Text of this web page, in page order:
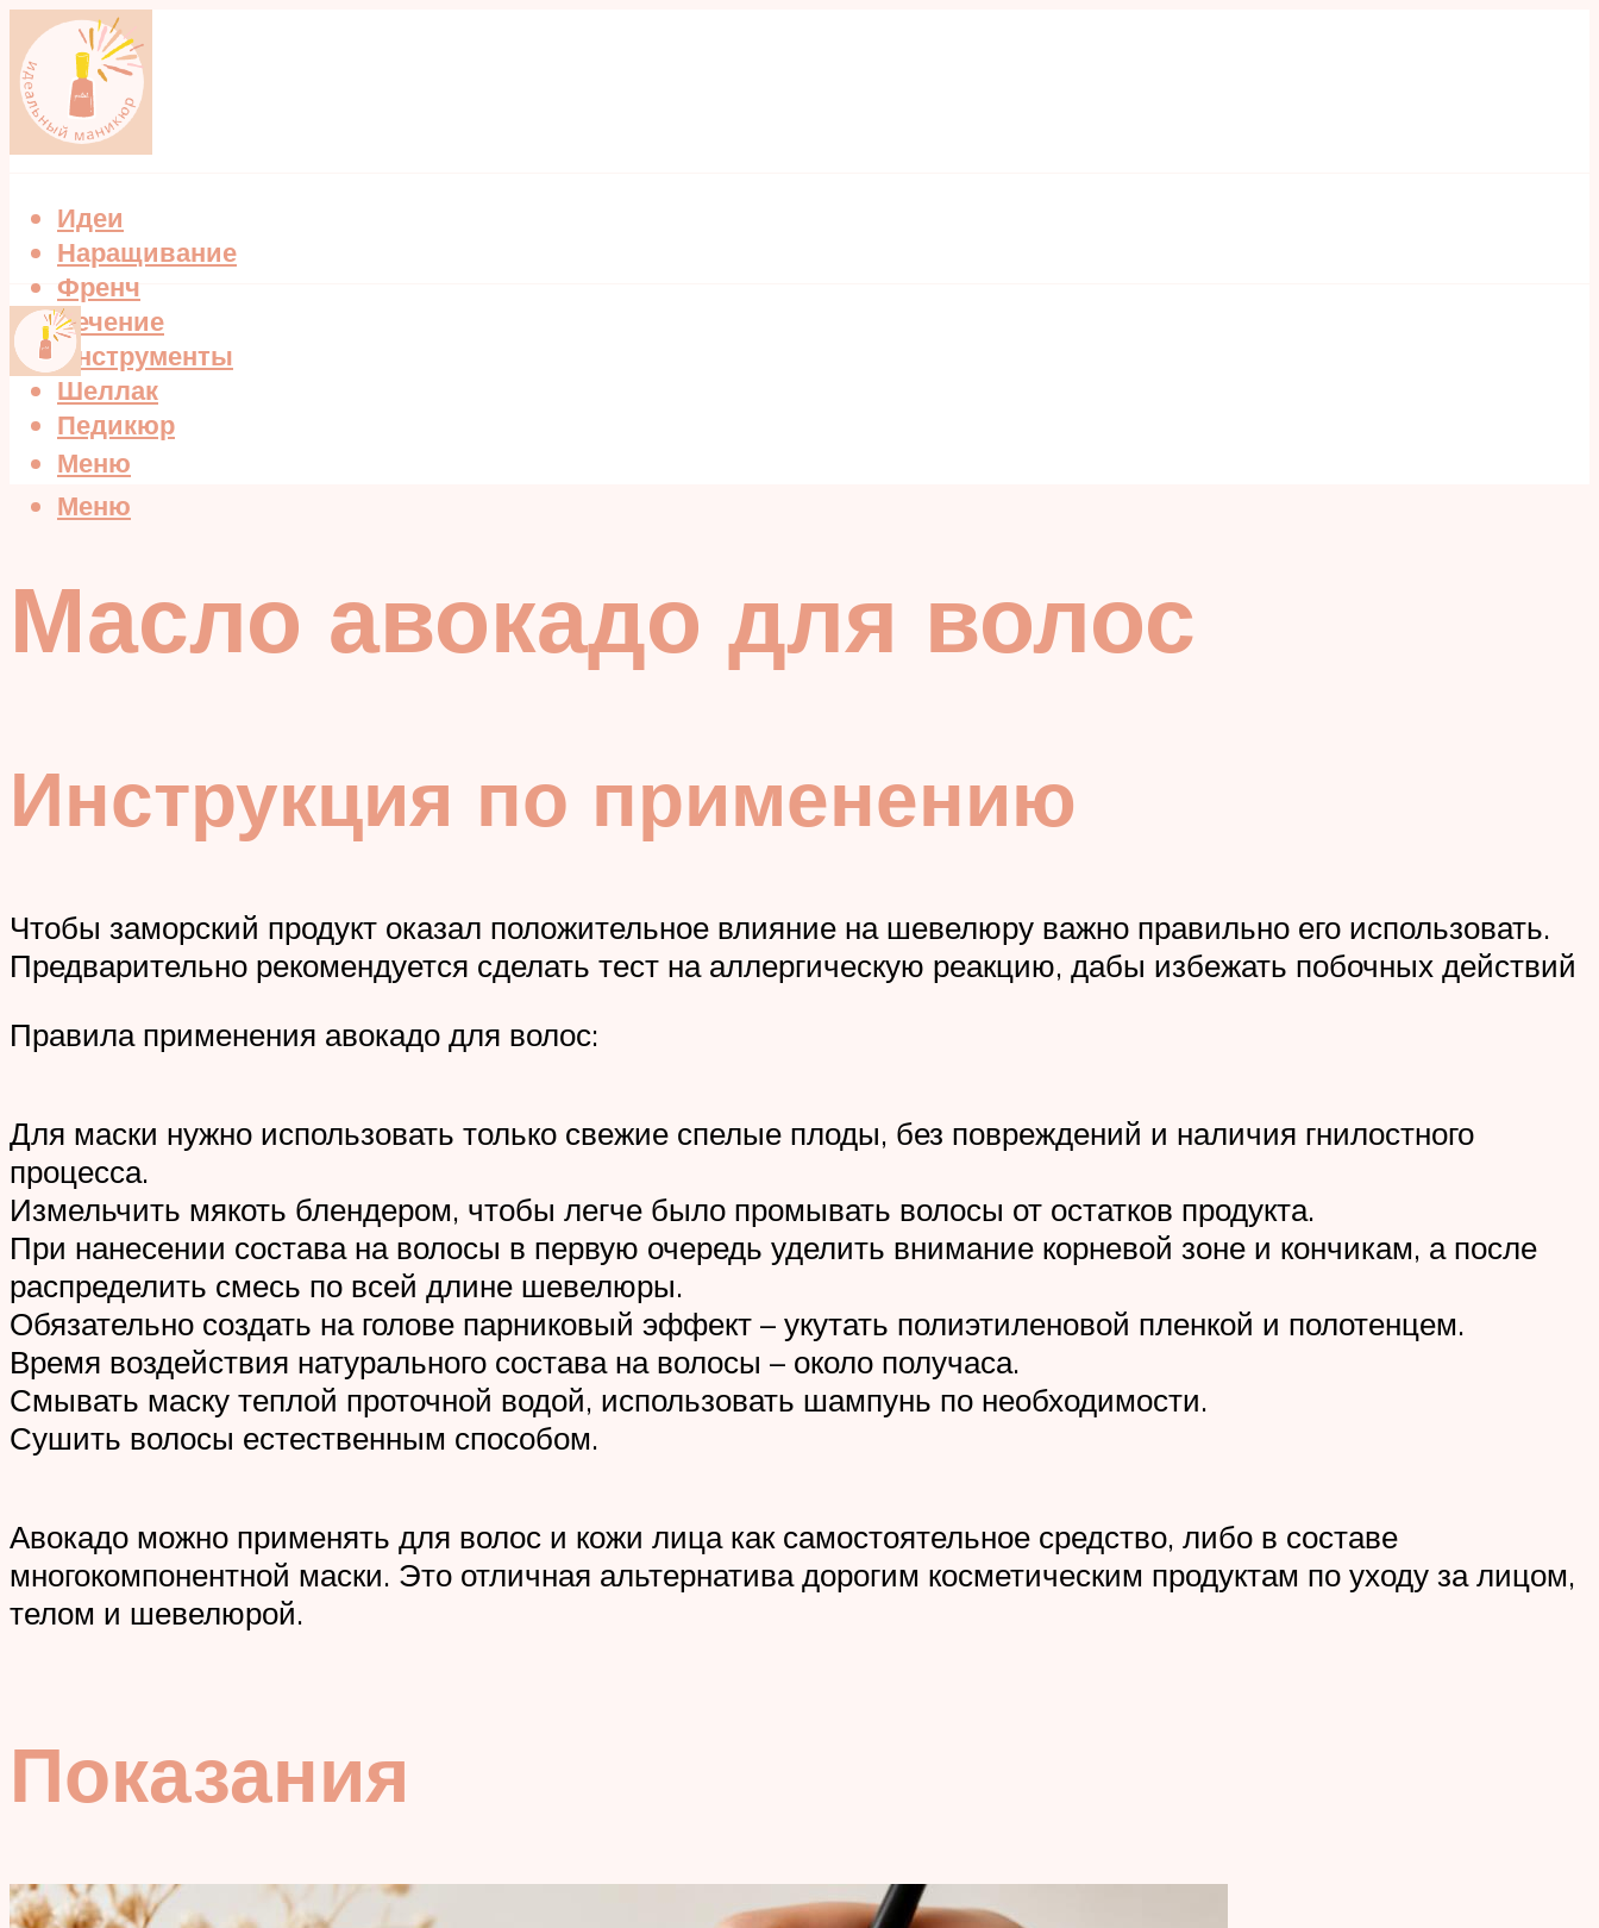
Идеи
Наращивание
Френч
Лечение
Инструменты
Шеллак
Педикюр
Меню
Меню
Масло авокадо для волос
Инструкция по применению
Чтобы заморский продукт оказал положительное влияние на шевелюру важно правильно его использовать.
Предварительно рекомендуется сделать тест на аллергическую реакцию, дабы избежать побочных действий
Правила применения авокадо для волос:
Для маски нужно использовать только свежие спелые плоды, без повреждений и наличия гнилостного
процесса.
Измельчить мякоть блендером, чтобы легче было промывать волосы от остатков продукта.
При нанесении состава на волосы в первую очередь уделить внимание корневой зоне и кончикам, а после
распределить смесь по всей длине шевелюры.
Обязательно создать на голове парниковый эффект – укутать полиэтиленовой пленкой и полотенцем.
Время воздействия натурального состава на волосы – около получаса.
Смывать маску теплой проточной водой, использовать шампунь по необходимости.
Сушить волосы естественным способом.
Авокадо можно применять для волос и кожи лица как самостоятельное средство, либо в составе
многокомпонентной маски. Это отличная альтернатива дорогим косметическим продуктам по уходу за лицом,
телом и шевелюрой.
Показания